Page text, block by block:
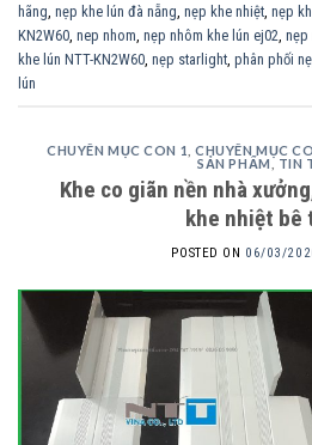
hãng nẹp khe lún đà nẵng nẹp khe nhiệt nẹp
KN2W60 nep nhom nẹp nhôm khe lún ej02 nẹp
khe lún NTT-KN2W60 nẹp starlight phân phối
lún
CHUYÊN MỤC CON 1 ,CHUYÊN MỤC
SẢN PHẨM , TIN
Khe co giãn nền nhà
khe nhiệt bê
POSTED ON 06/03/